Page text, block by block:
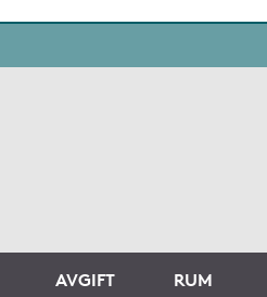
AVGIFT RUM